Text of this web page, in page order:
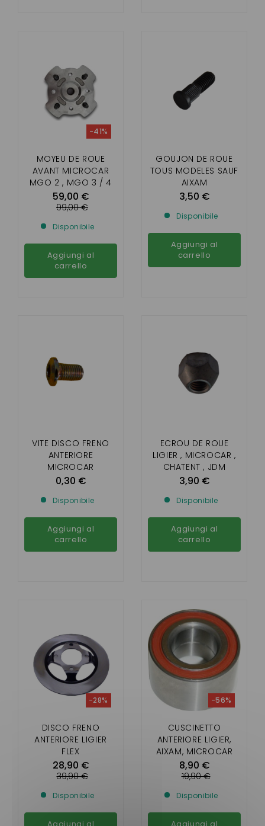
MOYEU DE ROUE
AVANT MICROCAR
MGO 2 , MGO 3 / 4
/M8 , F8C , LIGIER
IXO,JS50 , JS RC /DUE
220 MM
59,00 €
-41%
99,00 €
Disponibile
Aggiungi al
carrello
GOUJON DE ROUE
TOUS MODELES SAUF
AIXAM
3,50 €
Disponibile
Aggiungi al
carrello
VITE DISCO FRENO
ANTERIORE
MICROCAR
MGO/F8C/M8,LIGIER
0,30 €
Disponibile
Aggiungi al
carrello
ECROU DE ROUE
LIGIER , MICROCAR ,
CHATENT , JDM
,BELLIER
3,90 €
Disponibile
Aggiungi al
carrello
DISCO FRENO
ANTERIORE LIGIER
FLEX
28,90 €
-28%
39,90 €
Disponibile
CUSCINETTO
ANTERIORE LIGIER,
AIXAM, MICROCAR
8,90 €
-56%
19,90 €
Disponibile